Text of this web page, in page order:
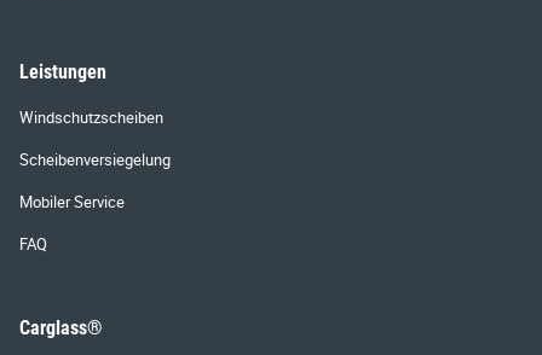
Leistungen
Windschutzscheiben
Scheibenversiegelung
Mobiler Service
FAQ
Carglass®